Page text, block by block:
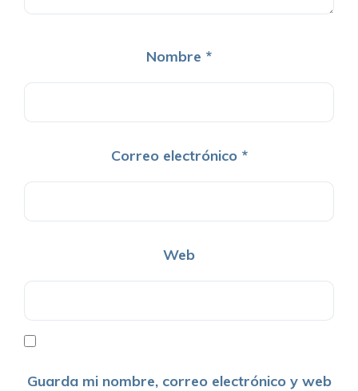
Nombre *
Correo electrónico *
Web
Guarda mi nombre, correo electrónico y web